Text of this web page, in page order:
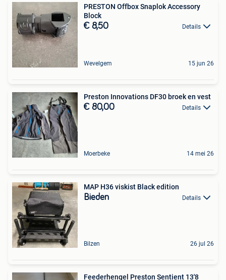
PRESTON Offbox Snaplok Accessory
Block
€ 8,50 Details
Wevelgem 15 jun 26
Preston Innovations DF30 broek en vest
€ 80,00 Details
Moerbeke 14 mei 26
MAP H36 viskist Black edition
Bieden Details
Bilzen 26 jul 26
Feederhengel Preston Sentient 13'8